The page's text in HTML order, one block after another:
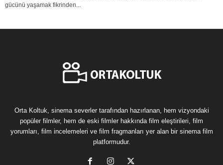
gücünü yaşamak fikrinden...
Orta Koltuk, sinema severler tarafından hazırlanan, hem vizyondaki
popüler filmler, hem de eski filmler hakkında film eleştirileri, film
yorumları, film incelemeleri ve film fragmanları yer alan bir sinema film
platformudur.